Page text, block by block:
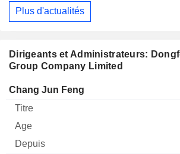
Plus d'actualités
Dirigeants et Administrateurs:
Group Company Limited
Dirigeant Titre Age
Chang Jun Feng